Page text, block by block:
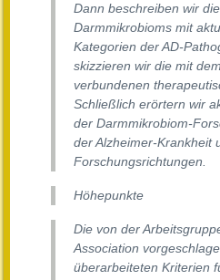
Dann beschreiben wir
Darmmikrobioms mit
Kategorien der AD-
skizzieren wir die mit
verbundenen
Schließlich erörtern wir
der Darmmikrobiom-
der Alzheimer-Krankheit
Forschungsrichtungen.
Höhepunkte
Die von der
Association
überarbeiteten Kriterien